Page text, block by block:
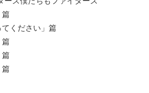
篇
てください」篇
篇
篇
篇